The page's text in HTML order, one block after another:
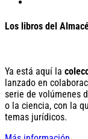
Los libros del
Ya está aquí la
lanzado en
serie de volúmenes
o la ciencia, con la
temas jurídicos.